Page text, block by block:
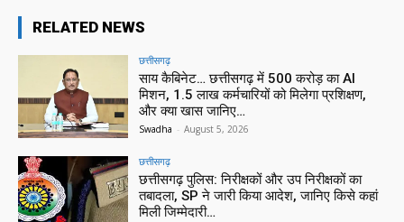
RELATED NEWS
छत्तीसगढ़
साय कैबिनेट… छत्तीसगढ़ में 500 करोड़ का AI
मिशन, 1.5 लाख कर्मचारियों को मिलेगा प्रशिक्षण,
और क्या खास जानिए…
Swadha - August 5, 2026
छत्तीसगढ़
छत्तीसगढ़ पुलिस: निरीक्षकों और उप निरीक्षकों का
तबादला, SP ने जारी किया आदेश, जानिए किसे कहां
मिली जिम्मेदारी…